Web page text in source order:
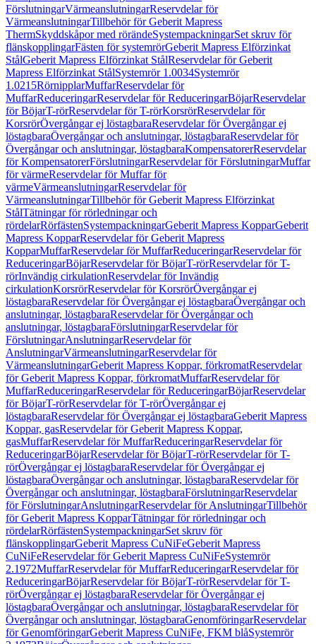
FörslutningarVärmeanslutningarReservdelar för
VärmeanslutningarTillbehör för Geberit Mapress
ThermSkyddskåpor med rörändeSystempackningarSet skruv för
flänskopplingarFästen för systemrörGeberit Mapress Elförzinkat
StålGeberit Mapress Elförzinkat StålReservdelar för Geberit
Mapress Elförzinkat StålSystemrör 1.0034Systemrör
1.0215RörnipplarMuffarReservdelar för
MuffarReduceringarReservdelar för ReduceringarBöjarReservdelar
för BöjarT-rörReservdelar för T-rörKorsrörReservdelar för
KorsrörÖvergångar ej löstagbaraReservdelar för Övergångar ej
löstagbaraÖvergångar och anslutningar, löstagbaraReservdelar för
Övergångar och anslutningar, löstagbaraKompensatorerReservdelar
för KompensatorerFörslutningarReservdelar för FörslutningarMuffar
för värmeReservdelar för Muffar för
värmeVärmeanslutningarReservdelar för
VärmeanslutningarTillbehör för Geberit Mapress Elförzinkat
StålTätningar för rörledningar och
rördelarRörfästenSystempackningarGeberit Mapress KopparGeberit
Mapress KopparReservdelar för Geberit Mapress
KopparMuffarReservdelar för MuffarReduceringarReservdelar för
ReduceringarBöjarReservdelar för BöjarT-rörReservdelar för T-
rörInvändig cirkulationReservdelar för Invändig
cirkulationKorsrörReservdelar för KorsrörÖvergångar ej
löstagbaraReservdelar för Övergångar ej löstagbaraÖvergångar och
anslutningar, löstagbaraReservdelar för Övergångar och
anslutningar, löstagbaraFörslutningarReservdelar för
FörslutningarAnslutningarReservdelar för
AnslutningarVärmeanslutningarReservdelar för
VärmeanslutningarGeberit Mapress Koppar, förkromatReservdelar
för Geberit Mapress Koppar, förkromatMuffarReservdelar för
MuffarReduceringarReservdelar för ReduceringarBöjarReservdelar
för BöjarT-rörReservdelar för T-rörÖvergångar ej
löstagbaraReservdelar för Övergångar ej löstagbaraGeberit Mapress
Koppar, gasReservdelar för Geberit Mapress Koppar,
gasMuffarReservdelar för MuffarReduceringarReservdelar för
ReduceringarBöjarReservdelar för BöjarT-rörReservdelar för T-
rörÖvergångar ej löstagbaraReservdelar för Övergångar ej
löstagbaraÖvergångar och anslutningar, löstagbaraReservdelar för
Övergångar och anslutningar, löstagbaraFörslutningarReservdelar
för FörslutningarAnslutningarReservdelar för AnslutningarTillbehör
för Geberit Mapress KopparTätningar för rörledningar och
rördelarRörfästenSystempackningarSet skruv för
flänskopplingarGeberit Mapress CuNiFeGeberit Mapress
CuNiFeReservdelar för Geberit Mapress CuNiFeSystemrör
2.1972MuffarReservdelar för MuffarReduceringarReservdelar för
ReduceringarBöjarReservdelar för BöjarT-rörReservdelar för T-
rörÖvergångar ej löstagbaraReservdelar för Övergångar ej
löstagbaraÖvergångar och anslutningar, löstagbaraReservdelar för
Övergångar och anslutningar, löstagbaraGenomföringarReservdelar
för GenomföringarGeberit Mapress CuNiFe, FKM blåSystemrör